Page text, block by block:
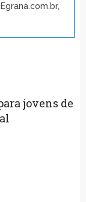
jovens de